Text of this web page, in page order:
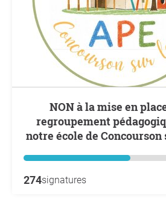
NON à la mise en place d'un
regroupement
notre école de
274signatures